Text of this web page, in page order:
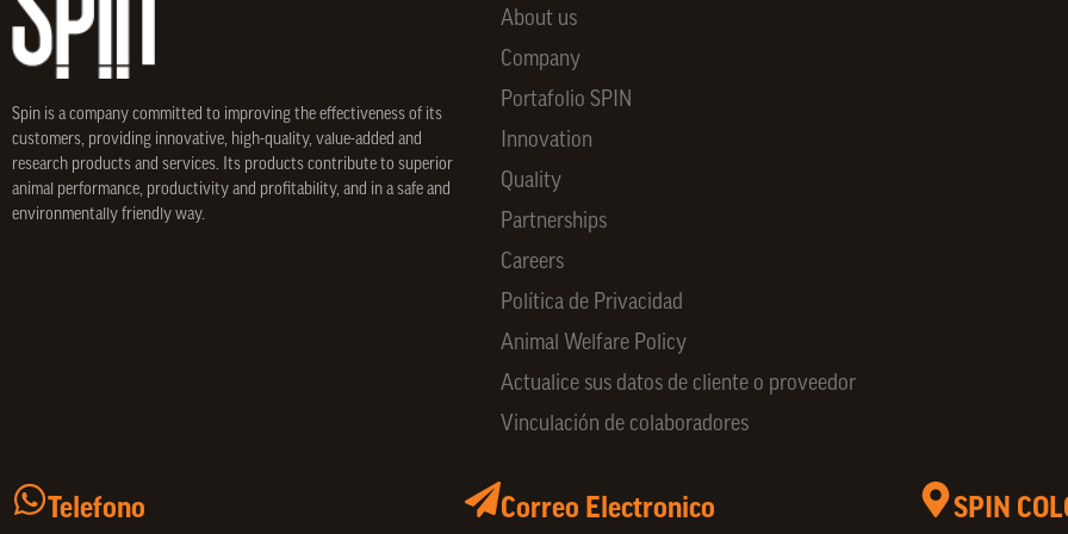
Spin is a company committed to improving the effectiveness of its
customers, providing innovative, high-quality, value-added and
research products and services. Its products contribute to superior
animal performance, productivity and profitability, and in a safe and
environmentally friendly way.
About us
Company
Portafolio SPIN
Innovation
Quality
Partnerships
Careers
Política de Privacidad
Animal Welfare Policy
Actualice sus datos de cliente o proveedor
Vinculación de colaboradores
Telefono Correo Electronico SPIN